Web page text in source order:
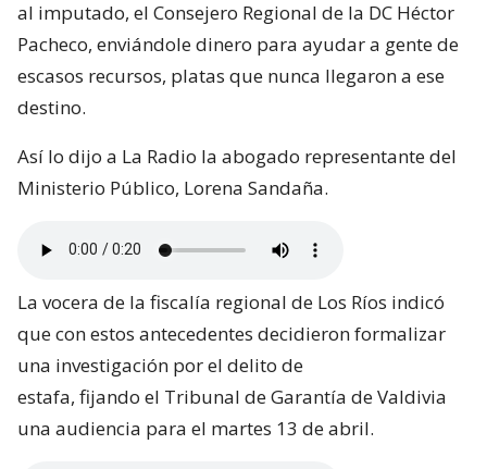
al imputado, el Consejero Regional de la DC Héctor
Pacheco, enviándole dinero para ayudar a gente de
escasos recursos, platas que nunca llegaron a ese
destino.
Así lo dijo a La Radio la abogado representante del
Ministerio Público, Lorena Sandaña.
La vocera de la fiscalía regional de Los Ríos indicó
que con estos antecedentes decidieron formalizar
una investigación por el delito de
estafa, fijando el Tribunal de Garantía de Valdivia
una audiencia para el martes 13 de abril.